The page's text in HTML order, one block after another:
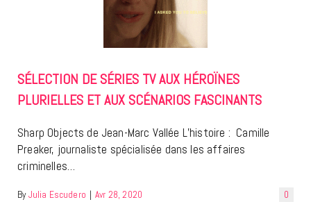
SÉLECTION DE SÉRIES TV AUX HÉROÏNES
PLURIELLES ET AUX SCÉNARIOS FASCINANTS
Sharp Objects de Jean-Marc Vallée L’histoire : Camille
Preaker, journaliste spécialisée dans les affaires
criminelles…
0
By Julia Escudero | Avr 28, 2020